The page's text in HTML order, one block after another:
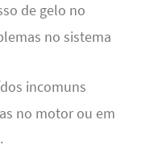
de gelo no
no sistema
incomuns
no motor ou em